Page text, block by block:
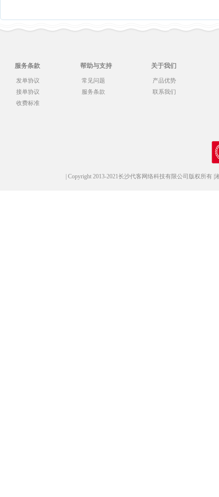
服务条款
发单协议
接单协议
收费标准
帮助与支持
常见问题
服务条款
关于我们
产品优势
联系我们
Copyright 2013-2021长沙代客网络科技有限公司版权所有